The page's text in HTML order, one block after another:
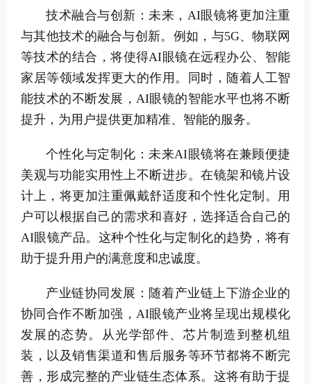
技术融合与创新：未来，AI眼镜将更加注重
与其他技术的融合与创新。例如，与5G、物联网
等技术的结合，将使得AI眼镜在远程办公、智能
家居等领域发挥更大的作用。同时，随着人工智
能技术的不断发展，AI眼镜的智能水平也将不断
提升，为用户提供更加精准、智能的服务。
个性化与定制化：未来AI眼镜将在兼顾便捷
美观与功能实用性上不断进步。在镜架和镜片设
计上，将更加注重佩戴舒适度和个性化定制。用
户可以根据自己的需求和喜好，选择适合自己的
AI眼镜产品。这种个性化与定制化的趋势，将有
助于提升用户的满意度和忠诚度。
产业链协同发展：随着产业链上下游企业的
协同合作不断加强，AI眼镜产业将呈现出规模化
发展的态势。从光学部件、芯片制造到整机组
装，以及销售渠道和售后服务等环节都将不断完
善，形成完整的产业链生态体系。这将有助于提